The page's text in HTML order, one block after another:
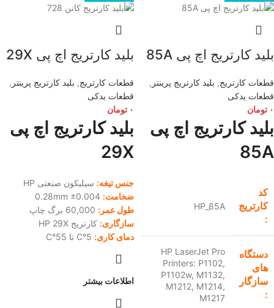
بلید کارتریج اچ پی 85A
قطعات کارتریج, بلید کارتریج پرینتر ,
قطعات یدکی
۰ تومان
بلید کارتریج اچ پی
85A
کد
کارتریج
:
HP_85A
دستگاه
های
سازگار
:
HP LaserJet Pro
Printers: P1102,
P1102w, M1132,
M1212, M1214,
M1217
بلید کارتریج اچ پی 29X
قطعات کارتریج, بلید کارتریج پرینتر ,
قطعات یدکی
۰ تومان
بلید کارتریج اچ پی
29X
جنس تیغه: سیلیکون صنعتی HP
ضخامت: 0.28mm ±0.004
طول عمر: 60,000 برگ چاپ
سازگاری: کارتریج HP 29X
دمای کاری: 5°C تا 55°C
اطلاعات بیشتر